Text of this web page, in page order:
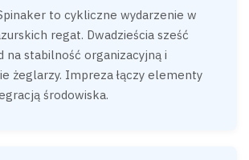
to cykliczne wydarzenie w
regat. Dwadzieścia sześć
na stabilność organizacyjną i
żeglarzy. Impreza łączy elementy
środowiska.